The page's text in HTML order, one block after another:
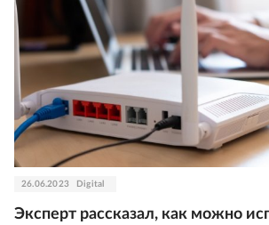
26.06.2023 Digital
Эксперт рассказал, как можно